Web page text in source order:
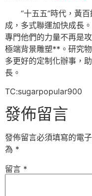
“十五五”時代，黃
成，多式聯運加快成長
專門他們的力量不再是
極端背景雕塑**。研究
多更好的定制化辦事，
長。
TC:sugarpopular900
發佈留言
發佈留言必須填寫的電
為 *
留言 *